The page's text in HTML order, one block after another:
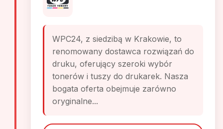
WPC24, z siedzibą w Krakowie, to
renomowany dostawca rozwiązań do
druku, oferujący szeroki wybór
tonerów i tuszy do drukarek. Nasza
bogata oferta obejmuje zarówno
oryginalne...